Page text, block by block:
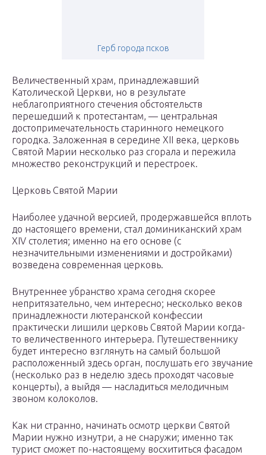
Герб города псков
Величественный храм, принадлежавший
Католической Церкви, но в результате
неблагоприятного стечения обстоятельств
перешедший к протестантам, — центральная
достопримечательность старинного немецкого
городка. Заложенная в середине XII века, церковь
Святой Марии несколько раз сгорала и пережила
множество реконструкций и перестроек.
Церковь Святой Марии
Наиболее удачной версией, продержавшейся вплоть
до настоящего времени, стал доминиканский храм
XIV столетия; именно на его основе (с
незначительными изменениями и достройками)
возведена современная церковь.
Внутреннее убранство храма сегодня скорее
непритязательно, чем интересно; несколько веков
принадлежности лютеранской конфессии
практически лишили церковь Святой Марии когда-
то величественного интерьера. Путешественнику
будет интересно взглянуть на самый большой
расположенный здесь орган, послушать его звучание
(несколько раз в неделю здесь проходят часовые
концерты), а выйдя — насладиться мелодичным
звоном колоколов.
Как ни странно, начинать осмотр церкви Святой
Марии нужно изнутри, а не снаружи; именно так
турист сможет по-настоящему восхититься фасадом